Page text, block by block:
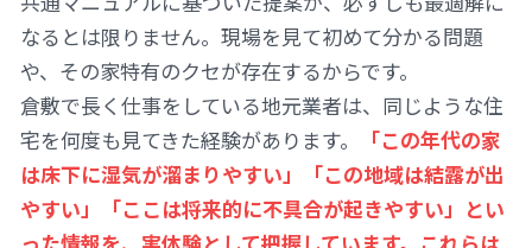
なるとは限りません。現場を見て初めて分かる問題
や、その家特有のクセが存在するからです。
倉敷で長く仕事をしている地元業者は、同じような住
宅を何度も見てきた経験があります。
「この年代の家
は床下に湿気が溜まりやすい」「この地域は結露が出
やすい」「ここは将来的に不具合が起きやすい」とい